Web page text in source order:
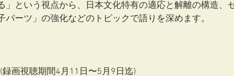
」という視点から、日本文化特有の適応と解離の構造、
パーツ」の強化などのトピックで語りを深めます。
画視聴期間4月11日〜5月9日迄)